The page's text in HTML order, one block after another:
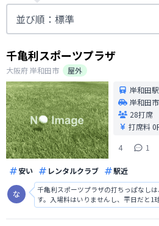
千亀利スポーツプラザ
大阪府岸和田市
屋外
岸和田
岸和田
28打席
打席料0
4
1
安い レンタルクラブ 駅近
千亀利スポーツプラザの打ちっぱなし
す。入場料はいりませんし、平日だと1
祝日でも1球5円〜打つことができるの
することができます。しかし、50ヤー